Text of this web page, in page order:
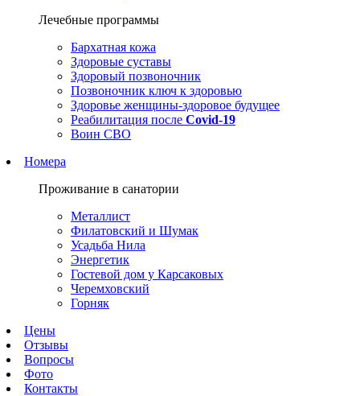
Лечебные программы
Бархатная кожа
Здоровые суставы
Здоровый позвоночник
Позвоночник ключ к здоровью
Здоровье женщины-здоровое будущее
Реабилитация после Covid-19
Воин СВО
Номера
Проживание в санатории
Металлист
Филатовский и Шумак
Усадьба Нила
Энергетик
Гостевой дом у Карсаковых
Черемховский
Горняк
Цены
Отзывы
Вопросы
Фото
Контакты